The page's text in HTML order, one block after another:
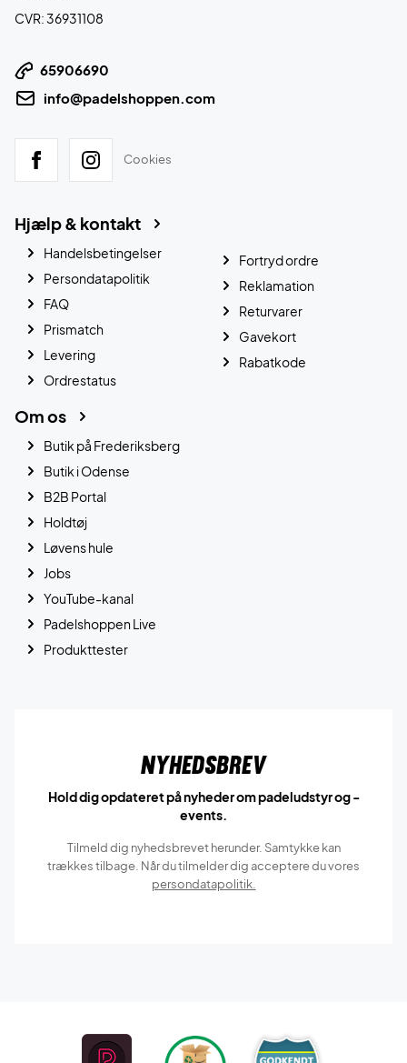
CVR: 36931108
65906690
info@padelshoppen.com
Cookies
Hjælp & kontakt
Handelsbetingelser
Persondatapolitik
FAQ
Prismatch
Levering
Ordrestatus
Fortryd ordre
Reklamation
Returvarer
Gavekort
Rabatkode
Om os
Butik på Frederiksberg
Butik i Odense
B2B Portal
Holdtøj
Løvens hule
Jobs
YouTube-kanal
Padelshoppen Live
Produkttester
Nyhedsbrev
Hold dig opdateret på nyheder om padeludstyr og -
events.
Tilmeld dig nyhedsbrevet herunder. Samtykke kan
trækkes tilbage. Når du tilmelder dig acceptere du vores
persondatapolitik.